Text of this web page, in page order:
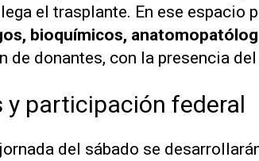
el trasplante. En ese espacio
bioquímicos,
de donantes, con la presencia del
y participación federal
del sábado se